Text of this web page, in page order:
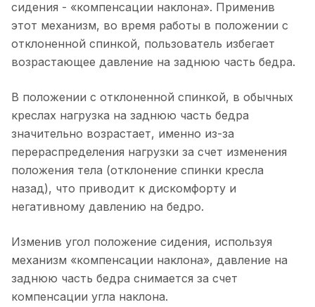
сидения - «компенсации наклона». Применив
этот механизм, во время работы в положении с
отклоненной спинкой, пользователь избегает
возрастающее давление на заднюю часть бедра.
В положении с отклоненной спинкой, в обычных
креслах нагрузка на заднюю часть бедра
значительно возрастает, именно из-за
перераспределения нагрузки за счет изменения
положения тела (отклонение спинки кресла
назад), что приводит к дискомфорту и
негативному давлению на бедро.
Изменив угол положение сидения, используя
механизм «компенсации наклона», давление на
заднюю часть бедра снимается за счет
компенсации угла наклона.